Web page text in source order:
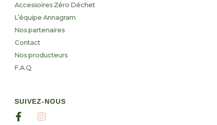
Accessoires Zéro Déchet
L’équipe Annagram
Nos partenaires
Contact
Nos producteurs
F.A.Q
SUIVEZ-NOUS